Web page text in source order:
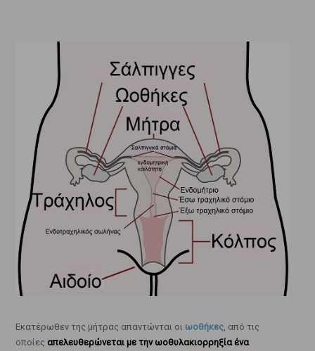
Εκατέρωθεν της μήτρας απαντώνται οι ωοθήκες, από τις
οποίες απελευθερώνεται με την ωοθυλακιορρηξία ένα